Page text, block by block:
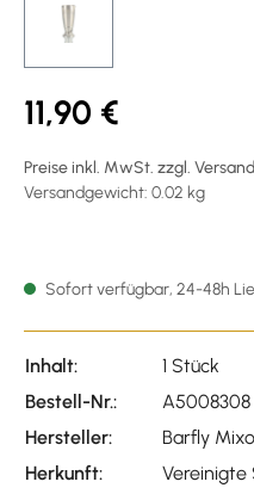
11,90 €
Preise inkl. MwSt. zzgl.
Versandgewicht: 0.02 kg
Sofort verfügbar, 24-48h
Inhalt:
1 Stück
Bestell-Nr.:
A5008308
Hersteller:
Barfly
Herkunft:
Vereinigte